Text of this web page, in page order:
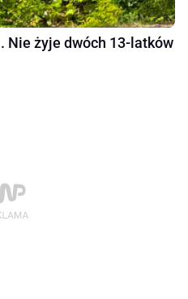
Nie żyje dwóch 13-latków